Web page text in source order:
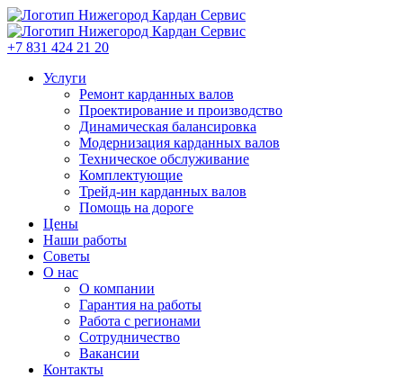
+7 831 424 21 20
Услуги
Ремонт карданных валов
Проектирование и производство
Динамическая балансировка
Модернизация карданных валов
Техническое обслуживание
Комплектующие
Трейд-ин карданных валов
Помощь на дороге
Цены
Наши работы
Советы
О нас
О компании
Гарантия на работы
Работа с регионами
Сотрудничество
Вакансии
Контакты